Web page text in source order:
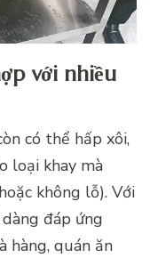
với nhiều
có thể hấp xôi,
loại khay mà
không lỗ). Với
đáp ứng
hàng, quán ăn